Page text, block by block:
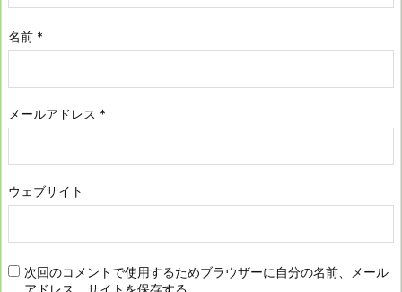
名前 *
メールアドレス *
ウェブサイト
次回のコメントで使用するためブラウザーに自分の名前、メール
アドレス、サイトを保存する。